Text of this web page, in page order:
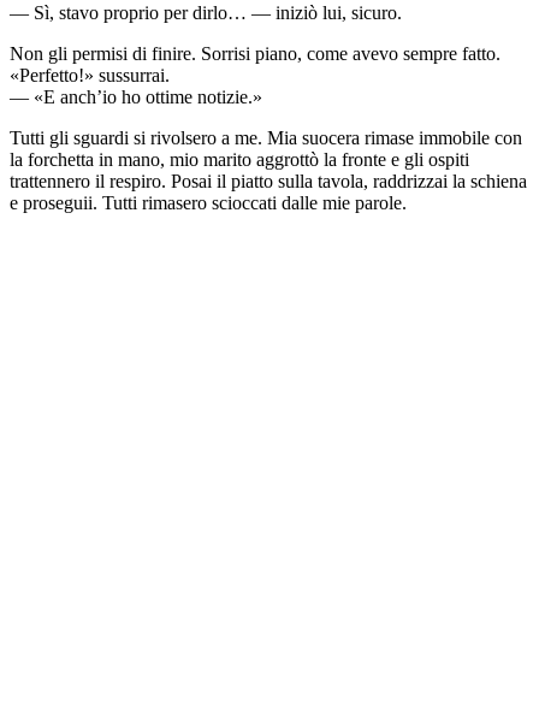
— Sì, stavo proprio per dirlo… — iniziò lui, sicuro.
Non gli permisi di finire. Sorrisi piano, come avevo sempre fatto.
«Perfetto!» sussurrai.
— «E anch’io ho ottime notizie.»
Tutti gli sguardi si rivolsero a me. Mia suocera rimase immobile con
la forchetta in mano, mio marito aggrottò la fronte e gli ospiti
trattennero il respiro. Posai il piatto sulla tavola, raddrizzai la schiena
e proseguii. Tutti rimasero scioccati dalle mie parole.